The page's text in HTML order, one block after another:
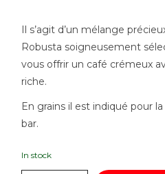
Il s’agit d’un mélange
Robusta soigneusement
vous offrir un café crémeux
riche.
En grains il est indiqué pour
bar.
In stock